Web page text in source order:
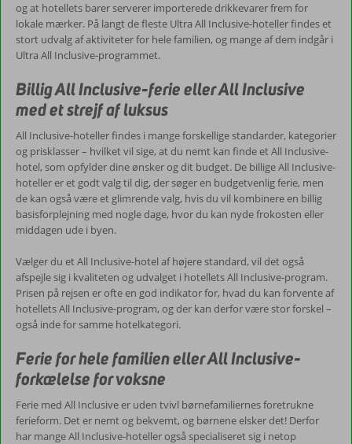
og at hotellets barer serverer importerede drikkevarer frem for
lokale mærker. På langt de fleste Ultra All Inclusive-hoteller findes et
stort udvalg af aktiviteter for hele familien, og mange af dem indgår i
Ultra All Inclusive-programmet.
Billig All Inclusive-ferie eller All Inclusive
med et strejf af luksus
All Inclusive-hoteller findes i mange forskellige standarder, kategorier
og prisklasser – hvilket vil sige, at du nemt kan finde et All Inclusive-
hotel, som opfylder dine ønsker og dit budget. De billige All Inclusive-
hoteller er et godt valg til dig, der søger en budgetvenlig ferie, men
de kan også være et glimrende valg, hvis du vil kombinere en billig
basisforplejning med nogle dage, hvor du kan nyde frokosten eller
middagen ude i byen.
Vælger du et All Inclusive-hotel af højere standard, vil det også
afspejle sig i kvaliteten og udvalget i hotellets All Inclusive-program.
Prisen på rejsen er ofte en god indikator for, hvad du kan forvente af
hotellets All Inclusive-program, og der kan derfor være stor forskel –
også inde for samme hotelkategori.
Ferie for hele familien eller All Inclusive-
forkælelse for voksne
Ferie med All Inclusive er uden tvivl børnefamiliernes foretrukne
ferieform. Det er nemt og bekvemt, og børnene elsker det! Derfor
har mange All Inclusive-hoteller også specialiseret sig i netop